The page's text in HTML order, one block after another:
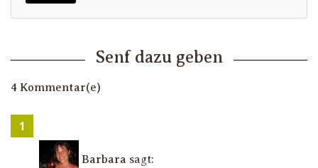
Senf dazu geben
4 Kommentar(e)
Barbara sagt: